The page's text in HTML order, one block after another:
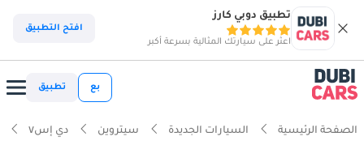
تطبيق دوبي كارز
اعثر على سيارتك المثالية بسرعة أكبر
افتح التطبيق
بع تطبيق
الصفحة الرئيسية السيارات الجديدة سيتروين دي إس٧